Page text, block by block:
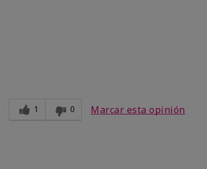
1 0 Marcar esta opinión